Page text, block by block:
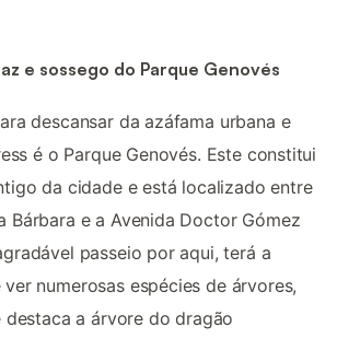
e sossego do Parque Genovés
descansar da azáfama urbana e
é o Parque Genovés. Este constitui
da cidade e está localizado entre
Bárbara e a Avenida Doctor Gómez
passeio por aqui, terá a
numerosas espécies de árvores,
destaca a árvore do dragão